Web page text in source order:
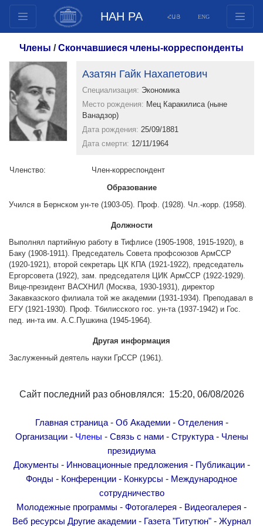
НАН РА ՀԱՅ ENG
Документы
Инновационные предложения
Публикации
Фонды
Веб ресурсы
Другие академии
Газета "Гитутюн"
Журнал "В мире науки"
Публикации в прессе
Юбилеи
Новости
Ученые диаспоры
Наши заслуженные деятели
Объявления
Поиск
Члены /Скончавшиеся члены-корреспонденты
Азатян Гайк Нахапетович
Специализация: Экономика
Место рождения: Мец Каракилиса (ныне
Ванадзор)
Дата рождения: 25/09/1881
Дата смерти: 12/11/1964
Членство:
Член-корреспондент
Образование
Учился в Бернском ун-те (1903-05). Проф. (1928). Чл.-корр. (1958).
Должности
Выполнял партийную работу в Тифлисе (1905-1908, 1915-1920), в
Баку (1908-1911). Председатель Совета профсоюзов АрмССР
(1920-1921), второй секретарь ЦК КПА (1921-1922), председатель
Ергорсовета (1922), зам. председателя ЦИК АрмССР (1922-1929).
Вице-президент ВАСХНИЛ (Москва, 1930-1931), директор
Закавказского филиала той же академии (1931-1934). Преподавал в
ЕГУ (1921-1930). Проф. Тбилисского гос. ун-та (1937-1942) и Гос.
пед. ин-та им. А.С.Пушкина (1945-1964).
Другая информация
Заслуженный деятель науки ГрССР (1961).
Сайт последний раз обновлялся: 15:20, 06/08/2026
Главная страница- Об Академии- Отделения -
Организации- Члены - Связь с нами- Структура- Члены
президиума
Документы - Инновационные предложения - Публикации-
Фонды - Конференции - Конкурсы - Международное
сотрудничество
Молодежные программы - Фотогалерея - Видеогалерея -
Веб ресурсы Другие академии- Газета "Гитутюн"- Журнал